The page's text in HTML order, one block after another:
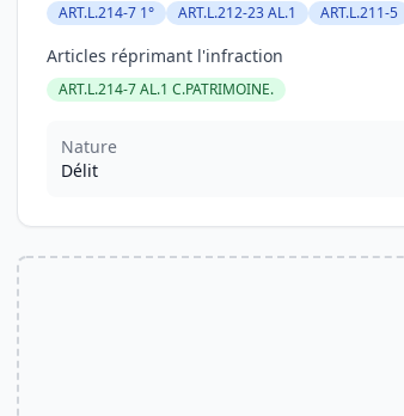
ART.L.214-7 1° ART.L.212-23 AL.1 ART.L.211-5
Articles réprimant l'infraction
ART.L.214-7 AL.1 C.PATRIMOINE.
Nature
Délit